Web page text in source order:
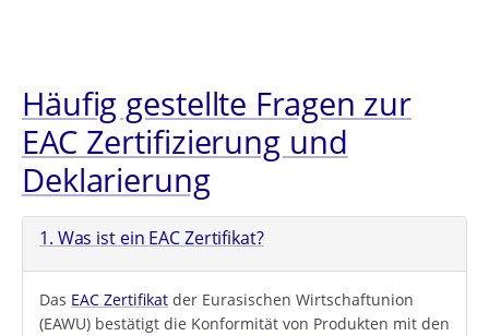
Häufig gestellte Fragen zur
EAC Zertifizierung und
Deklarierung
1. Was ist ein EAC Zertifikat?
Das EAC Zertifikat der Eurasischen Wirtschaftunion
(EAWU) bestätigt die Konformität von Produkten mit den